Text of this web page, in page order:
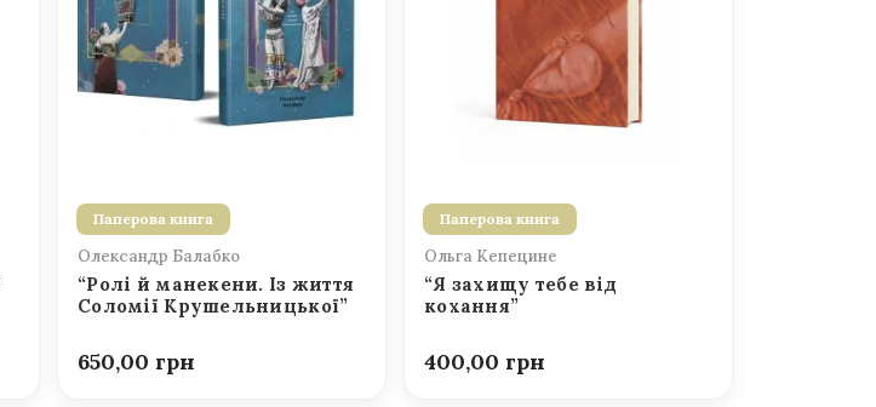
Паперова книга
Олександр Балабко
“Ролі й манекени. Із життя
Соломії Крушельницької”
650,00
Паперова книга
Ольга Кепецине
“Я захищу тебе від
кохання”
400,00